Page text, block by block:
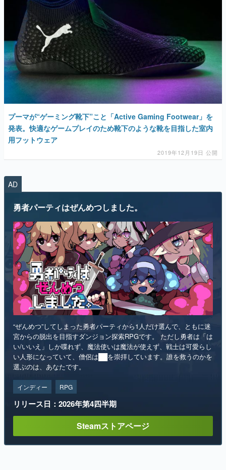
プーマが“ゲーミング靴下”こと「Active Gaming Footwear」を
発表。快適なゲームプレイのため靴下のような靴を目指した室内
用フットウェア
2019年12月19日 公開
AD
“ぜんめつ”してしまった勇者パーティから1人だけ選んで、ともに迷
宮からの脱出を目指すダンジョン探索RPGです。 ただし勇者は「は
い/いいえ」しか喋れず、魔法使いは魔法が使えず、戦士は可愛らし
選ぶのは、あなたです。
インディー RPG
リリース日：2026年第4四半期
ランキング